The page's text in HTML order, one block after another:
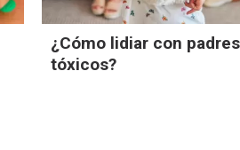
¿Cómo lidiar con padres
tóxicos?